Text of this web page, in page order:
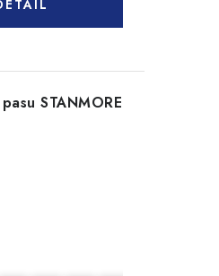
STANMORE